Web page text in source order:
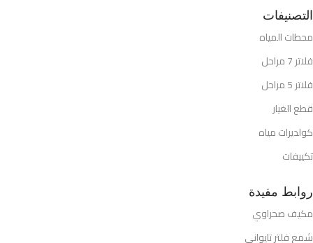
التصنيفات
محطات المياه
فلاتر 7 مراحل
فلاتر 5 مراحل
قطع الغيار
كولديرات مياه
تكييفات
روابط مفيدة
مكيف صحراوي
شمع فلتر تايواني